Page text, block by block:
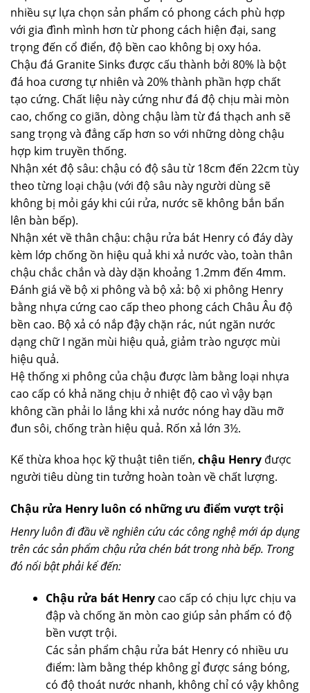
nhiều sự lựa chọn sản phẩm có phong cách phù hợp
với gia đình mình hơn từ phong cách hiện đại, sang
trọng đến cổ điển, độ bền cao không bị oxy hóa.
Chậu đá Granite Sinks được cấu thành bởi 80% là bột
đá hoa cương tự nhiên và 20% thành phần hợp chất
tạo cứng. Chất liệu này cứng như đá độ chịu mài mòn
cao, chống co giãn, dòng chậu làm từ đá thạch anh sẽ
sang trọng và đẳng cấp hơn so với những dòng chậu
hợp kim truyền thống.
Nhận xét độ sâu: chậu có độ sâu từ 18cm đến 22cm tùy
theo từng loại chậu (với độ sâu này người dùng sẽ
không bị mỏi gáy khi cúi rửa, nước sẽ không bắn bẩn
lên bàn bếp).
Nhận xét về thân chậu: chậu rửa bát Henry có đáy dày
kèm lớp chống ồn hiệu quả khi xả nước vào, toàn thân
chậu chắc chắn và dày dặn khoảng 1.2mm đến 4mm.
Đánh giá về bộ xi phông và bộ xả: bộ xi phông Henry
bằng nhựa cứng cao cấp theo phong cách Châu Âu độ
bền cao. Bộ xả có nắp đậy chặn rác, nút ngăn nước
dạng chữ I ngăn mùi hiệu quả, giảm trào ngược mùi
hiệu quả.
Hệ thống xi phông của chậu được làm bằng loại nhựa
cao cấp có khả năng chịu ở nhiệt độ cao vì vậy bạn
không cần phải lo lắng khi xả nước nóng hay dầu mỡ
đun sôi, chống tràn hiệu quả. Rốn xả lớn 3½.
Kế thừa khoa học kỹ thuật tiên tiến, chậu Henry được
người tiêu dùng tin tưởng hoàn toàn về chất lượng.
Chậu rửa Henry luôn có những ưu điểm vượt trội
Henry luôn đi đầu về nghiên cứu các công nghệ mới áp dụng
trên các sản phẩm chậu rửa chén bát trong nhà bếp. Trong
đó nổi bật phải kể đến:
Chậu rửa bát Henrycao cấp có chịu lực chịu va
đập và chống ăn mòn cao giúp sản phẩm có độ
bền vượt trội.
Các sản phẩm chậu rửa bát Henry có nhiều ưu
điểm: làm bằng thép không gỉ được sáng bóng,
có độ thoát nước nhanh, không chỉ có vậy không